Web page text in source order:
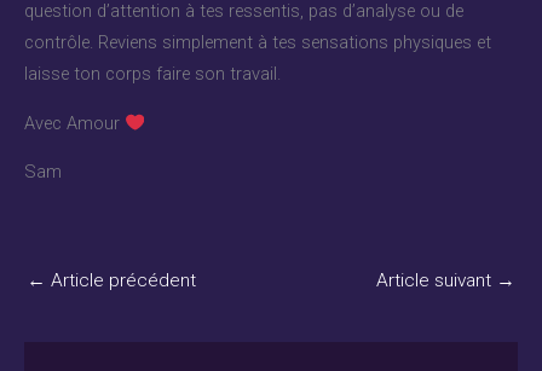
question d’attention à tes ressentis, pas d’analyse ou de
contrôle. Reviens simplement à tes sensations physiques et
laisse ton corps faire son travail.
Avec Amour
Sam
← Article précédent Article suivant →